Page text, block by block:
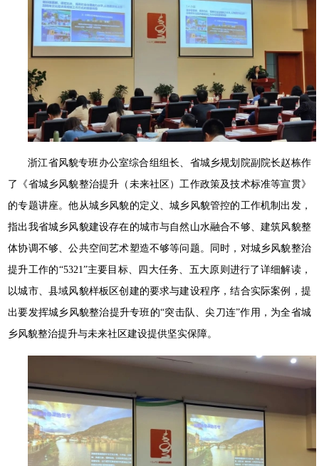
浙江省风貌专班办公室综合组组长、省城乡规划院副院长赵栋作
了《省城乡风貌整治提升（未来社区）工作政策及技术标准等宣贯》
的专题讲座。他从城乡风貌的定义、城乡风貌管控的工作机制出发，
指出我省城乡风貌建设存在的城市与自然山水融合不够、建筑风貌整
体协调不够、公共空间艺术塑造不够等问题。同时，对城乡风貌整治
提升工作的“5321”主要目标、四大任务、五大原则进行了详细解读，
以城市、县域风貌样板区创建的要求与建设程序，结合实际案例，提
出要发挥城乡风貌整治提升专班的“突击队、尖刀连”作用，为全省城
乡风貌整治提升与未来社区建设提供坚实保障。